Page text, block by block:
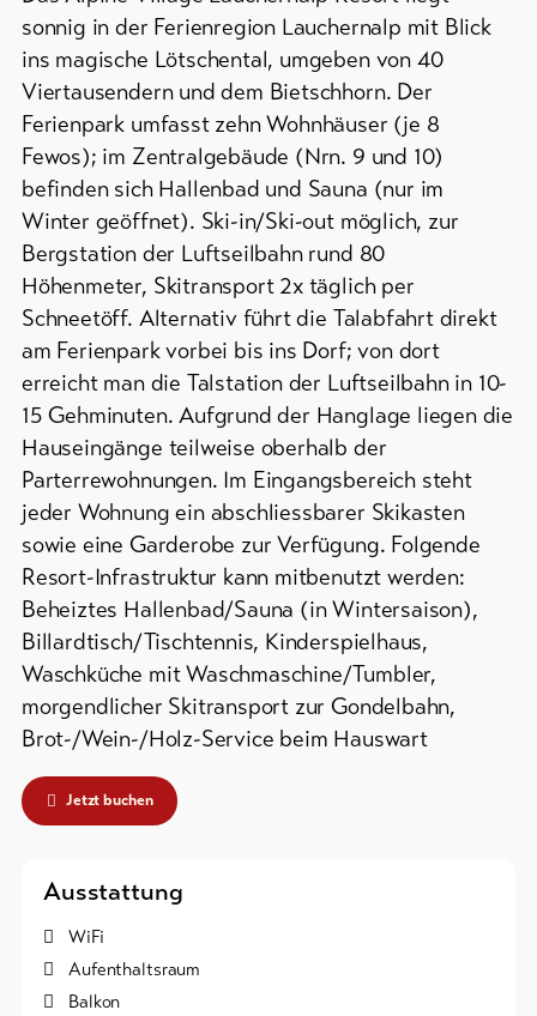
&
Service
Aktuelles
Webcams
Wetter
DEENFR
/
Zeltplätze
Berghütten
/
Gasthäuser
Weitere
Unterkünfte
Shops
Zur
Übersicht
Skipässe
Bike-
Gutscheine
Souvenirs
sonnig in der Ferienregion Lauchernalp mit Blick
ins magische Lötschental, umgeben von 40
Viertausendern und dem Bietschhorn. Der
Ferienpark umfasst zehn Wohnhäuser (je 8
Fewos); im Zentralgebäude (Nrn. 9 und 10)
befinden sich Hallenbad und Sauna (nur im
Winter geöffnet). Ski-in/Ski-out möglich, zur
Bergstation der Luftseilbahn rund 80
Höhenmeter, Skitransport 2x täglich per
Schneetöff. Alternativ führt die Talabfahrt direkt
am Ferienpark vorbei bis ins Dorf; von dort
erreicht man die Talstation der Luftseilbahn in 10-
15 Gehminuten. Aufgrund der Hanglage liegen die
Hauseingänge teilweise oberhalb der
Parterrewohnungen. Im Eingangsbereich steht
jeder Wohnung ein abschliessbarer Skikasten
sowie eine Garderobe zur Verfügung. Folgende
Resort-Infrastruktur kann mitbenutzt werden:
Beheiztes Hallenbad/Sauna (in Wintersaison),
Billardtisch/Tischtennis, Kinderspielhaus,
Waschküche mit Waschmaschine/Tumbler,
morgendlicher Skitransport zur Gondelbahn,
Brot-/Wein-/Holz-Service beim Hauswart
Jetzt buchen
Ausstattung
WiFi
Aufenthaltsraum
Balkon